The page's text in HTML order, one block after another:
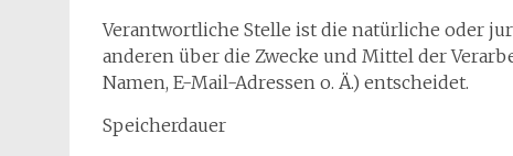
Verantwortliche Stelle ist die natürliche oder
anderen über die Zwecke und Mittel der
Namen, E-Mail-Adressen o. Ä.) entscheidet.
Speicherdauer